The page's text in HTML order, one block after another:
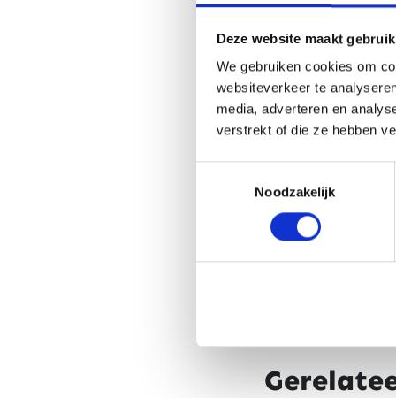
Deze website maakt
We gebruiken cookies om
websiteverkeer te
media, adverteren en
verstrekt of die ze hebben
Noodzakelijk